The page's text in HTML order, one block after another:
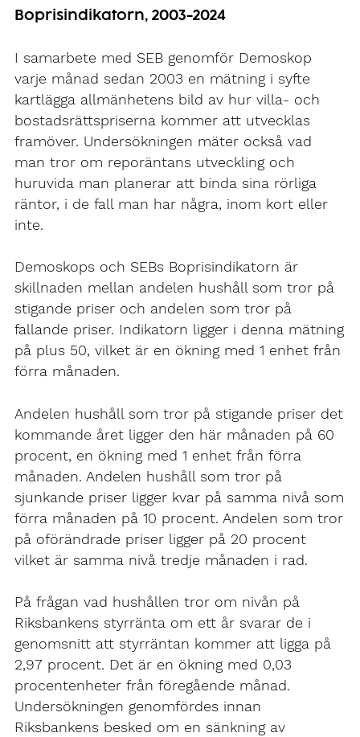
Boprisindikatorn, 2003-2024
I samarbete med SEB genomför Demoskop
varje månad sedan 2003 en mätning i syfte
kartlägga allmänhetens bild av hur villa- och
bostadsrättspriserna kommer att utvecklas
framöver. Undersökningen mäter också vad
man tror om reporäntans utveckling och
huruvida man planerar att binda sina rörliga
räntor, i de fall man har några, inom kort eller
inte.
Demoskops och SEBs Boprisindikatorn är
skillnaden mellan andelen hushåll som tror på
stigande priser och andelen som tror på
fallande priser. Indikatorn ligger i denna mätning
på plus 50, vilket är en ökning med 1 enhet från
förra månaden.
Andelen hushåll som tror på stigande priser det
kommande året ligger den här månaden på 60
procent, en ökning med 1 enhet från förra
månaden. Andelen hushåll som tror på
sjunkande priser ligger kvar på samma nivå som
förra månaden på 10 procent. Andelen som tror
på oförändrade priser ligger på 20 procent
vilket är samma nivå tredje månaden i rad.
På frågan vad hushållen tror om nivån på
Riksbankens styrränta om ett år svarar de i
genomsnitt att styrräntan kommer att ligga på
2,97 procent. Det är en ökning med 0,03
procentenheter från föregående månad.
Undersökningen genomfördes innan
Riksbankens besked om en sänkning av